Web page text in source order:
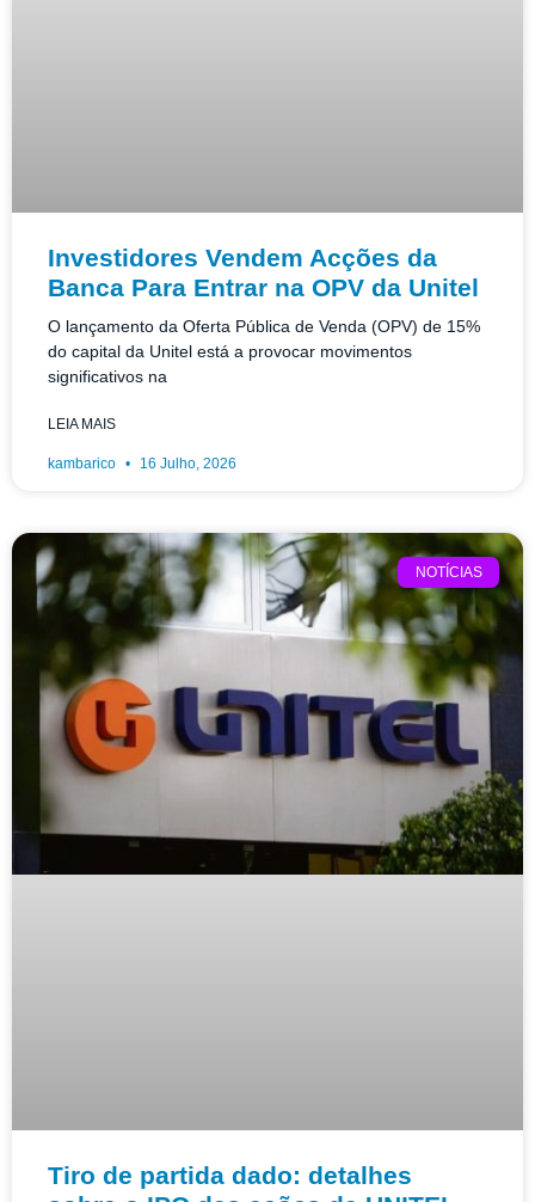
Investidores Vendem Acções da
Banca Para Entrar na OPV da Unitel
O lançamento da Oferta Pública de Venda (OPV) de 15%
do capital da Unitel está a provocar movimentos
significativos na
LEIA MAIS
kambarico 16 Julho, 2026
NOTÍCIAS
Tiro de partida dado: detalhes